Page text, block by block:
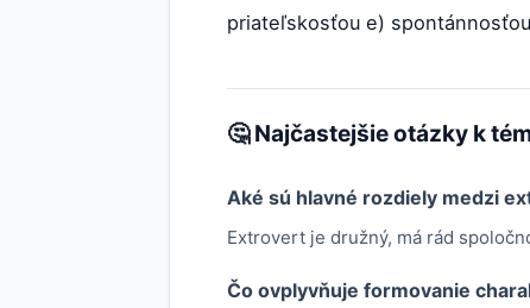
priateľskosťou e)
🤔 Najčastejšie otázky k
Aké sú hlavné rozdiely medzi
Extrovert je družný, má rád
Čo ovplyvňuje formovanie